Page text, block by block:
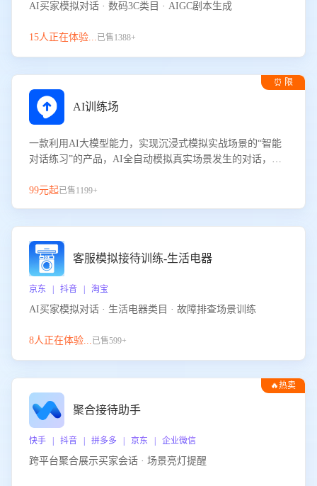
AI买家模拟对话 · 数码3C类目 · AIGC剧本生成
15人正在体验...已售1388+
⏰ 限
AI训练场
一款利用AI大模型能力，实现沉浸式模拟实战场景的“智能
对话练习”的产品，AI全自动模拟真实场景发生的对话，企
服能力。
99元起已售1199+
客服模拟接待训练-生活电器
京东 | 抖音 | 淘宝
AI买家模拟对话 · 生活电器类目 · 故障排查场景训练
8人正在体验...已售599+
🔥热卖
聚合接待助手
快手 | 抖音 | 拼多多 | 京东 | 企业微信
跨平台聚合展示买家会话 · 场景亮灯提醒